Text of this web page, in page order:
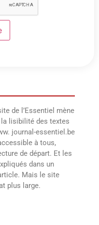
de l’Essentiel mène
lisibilité des textes
journal-essentiel.be
à tous,
de départ. Et les
dans un
Mais le site
plus large.